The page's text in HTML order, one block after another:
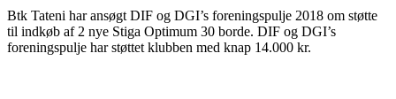
Btk Tateni har ansøgt DIF og DGI’s foreningspulje 2018 om støtte
til indkøb af 2 nye Stiga Optimum 30 borde. DIF og DGI’s
foreningspulje har støttet klubben med knap 14.000 kr.